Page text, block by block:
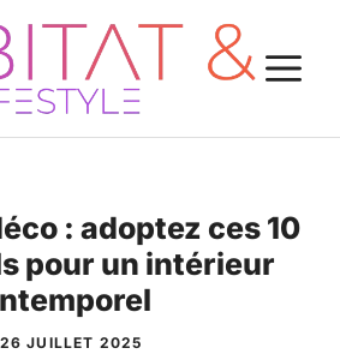
: adoptez ces 10
pour un intérieur
26 JUILLET 2025